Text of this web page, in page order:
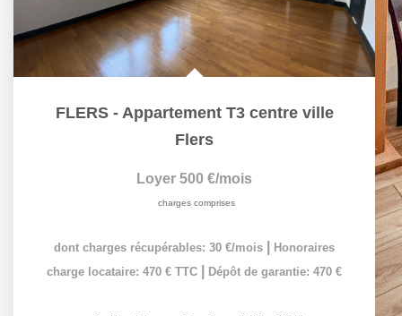
FLERS - Appartement T3 centre ville
Flers
Loyer 500 €/mois
charges comprises
dont charges récupérables: 30 €/mois
Honoraires
charge locataire: 470 € TTC
Dépôt de garantie: 470 €